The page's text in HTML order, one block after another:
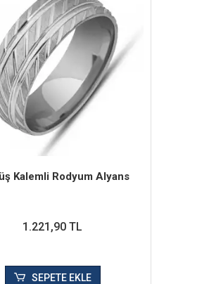
Kalemli Rodyum Alyans
1.221,90 TL
SEPETE EKLE